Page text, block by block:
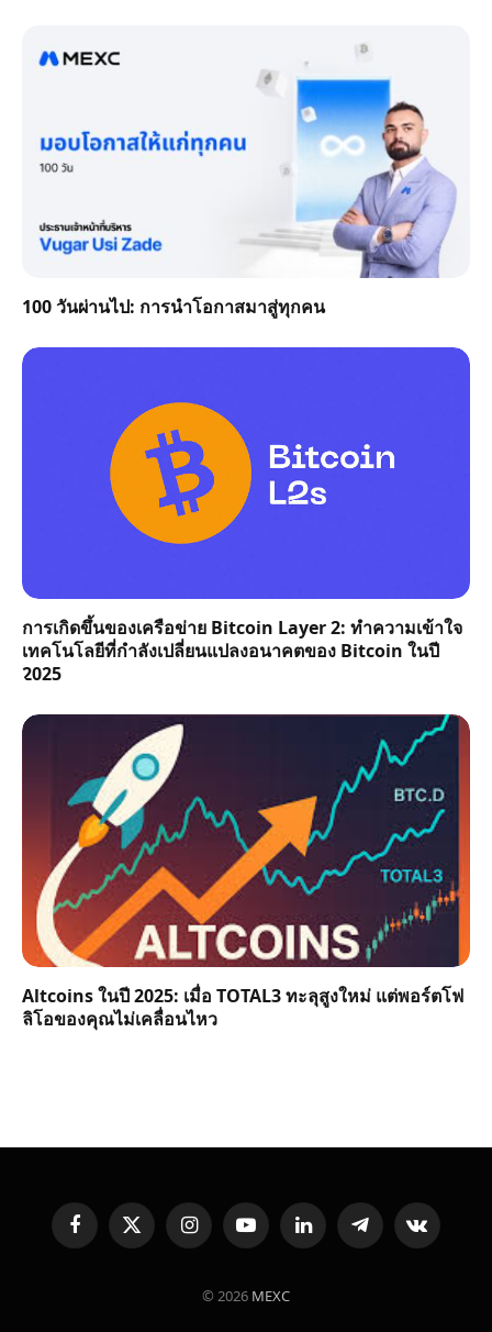
100 วันผ่านไป: การนำโอกาสมาสู่ทุกคน
การเกิดขึ้นของเครือข่าย Bitcoin Layer 2: ทำความเข้าใจ
เทคโนโลยีที่กำลังเปลี่ยนแปลงอนาคตของ Bitcoin ในปี
2025
Altcoins ในปี 2025: เมื่อ TOTAL3 ทะลุสูงใหม่ แต่พอร์ตโฟ
ลิโอของคุณไม่เคลื่อนไหว
FacebookX
(Twitter)
InstagramYouTubeLinkedInTelegramVKontakte
© 2026 MEXC